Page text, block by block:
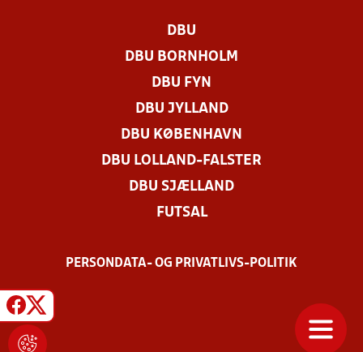
DBU
DBU BORNHOLM
DBU FYN
DBU JYLLAND
DBU KØBENHAVN
DBU LOLLAND-FALSTER
DBU SJÆLLAND
FUTSAL
PERSONDATA- OG PRIVATLIVS-POLITIK